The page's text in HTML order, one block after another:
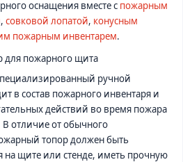
оснащения вместе с пожарным
, совковой лопатой, конусным
пожарным инвентарем.
для пожарного щита
ручной
в состав пожарного инвентаря и
действий во время пожара
отличие от обычного
топор должен быть
на щите или стенде, иметь прочную